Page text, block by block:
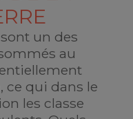
un des
au
ce qui dans le
les classe